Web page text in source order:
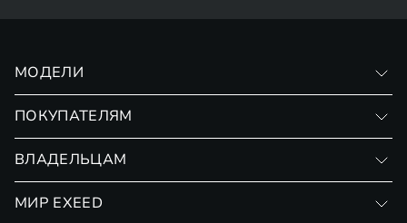
МОДЕЛИ
ПОКУПАТЕЛЯМ
Страхование
ВЛАДЕЛЬЦАМ
МИР EXEED